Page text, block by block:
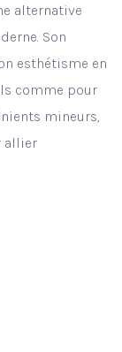
alternative
Son
esthétisme en
comme pour
mineurs,
allier